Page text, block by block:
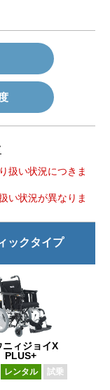
扱い状況につきま
い状況が異なりま
ックタイプ
ニィジョイX
PLUS+
レンタル 試乗